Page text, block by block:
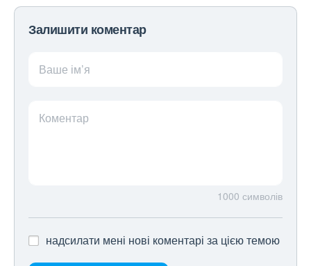
Залишити коментар
Ваше ім’я
Коментар
1000 символів
надсилати мені нові коментарі за цією темою